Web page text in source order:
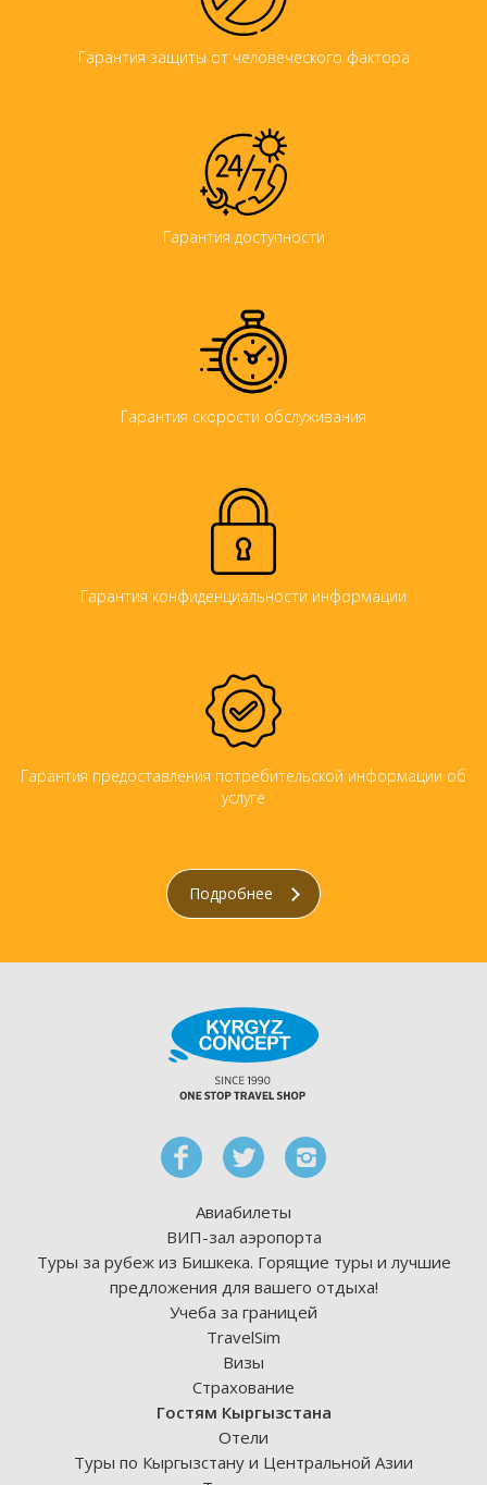
Гарантия защиты от человеческого фактора
Гарантия доступности
Гарантия скорости обслуживания
Гарантия конфиденциальности информации
Гарантия предоставления потребительской информации об
услуге
Подробнее
Авиабилеты
ВИП-зал аэропорта
Туры за рубеж из Бишкека. Горящие туры и лучшие
предложения для вашего отдыха!
Учеба за границей
TravelSim
Визы
Страхование
Гостям Кыргызстана
Отели
Туры по Кыргызстану и Центральной Азии